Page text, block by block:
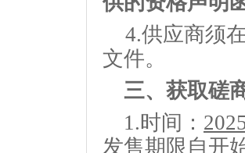
4.供应商须
文件。
三、 获取磋
1.时间： 202
发售期限自开